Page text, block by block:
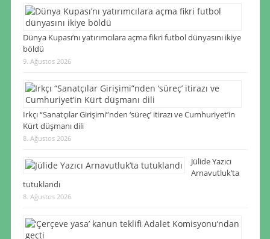
Dünya Kupası’nı yatırımcılara açma fikri futbol dünyasını ikiye
böldü
9. Ağustos 2026
Irkçı “Sanatçılar Girişimi”nden ‘süreç’ itirazı ve Cumhuriyet’in
Kürt düşmanı dili
8. Ağustos 2026
Jülide Yazıcı
Arnavutluk’ta
tutuklandı
8. Ağustos 2026